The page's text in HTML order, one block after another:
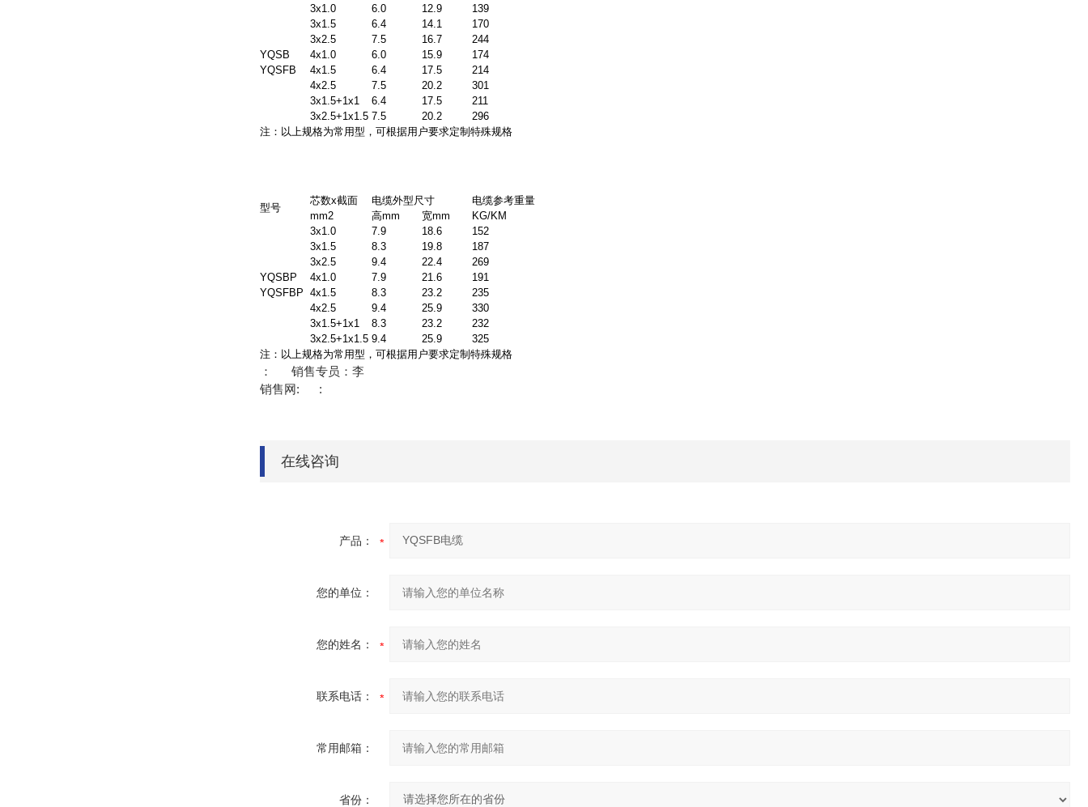
YQSB
YQSFB
3x1.0 6.0 12.9
139
3x1.5
6.4 14.1
170
3x2.5
7.5 16.7
244
4x1.0
6.0 15.9
174
4x1.5
6.4 17.5
214
4x2.5
7.5 20.2
301
3x1.5+1x1
6.4 17.5
211
3x2.5+1x1.5 7.5 20.2
296
注：以上规格为常用型，可根据用户要求定制特殊规格
型号
芯数x截面
mm2
电缆外型尺寸
电缆参考重量
KG/KM
高mm 宽mm
YQSBP
YQSFBP
3x1.0 7.9 18.6
152
3x1.5
8.3 19.8
187
3x2.5
9.4 22.4
269
4x1.0
7.9 21.6
191
4x1.5
8.3 23.2
235
4x2.5
9.4 25.9
330
3x1.5+1x1
8.3 23.2
232
3x2.5+1x1.5 9.4 25.9
325
注：以上规格为常用型，可根据用户要求定制特殊规格
： 销售专员：李
销售网: :
在线咨询
产品：
您的单位：
您的姓名：
联系电话：
常用邮箱：
省份：